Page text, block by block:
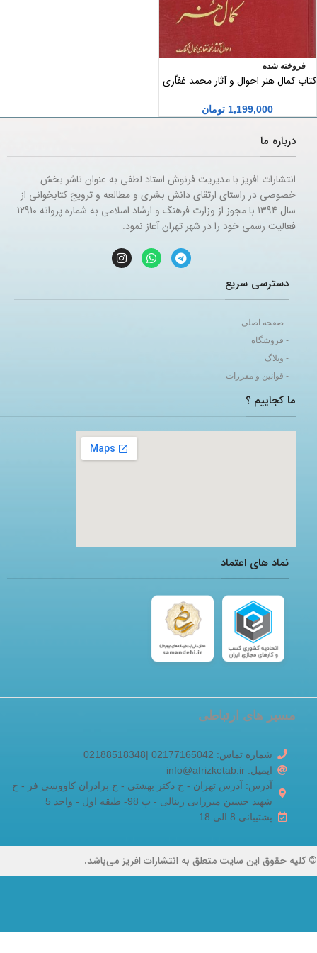
فروخته شده
کتاب کمال هنر احوال و آثار محمد غفاّری
1,199,000 تومان
درباره ما
انتشارات افریز با مدیریت فرنوش استاد لطفی به عنوان ناشر بخش
خصوصی در راستای ارتقای دانش بشری و مطالعه و ترویج کتابخوانی از
سال 1394 با مجوز از وزارت فرهنگ و ارشاد اسلامی به شماره پروانه 12910
فعالیت رسمی خود را در شهر تهران آغاز نمود.
دسترسی سریع
- صفحه اصلی
- فروشگاه
- وبلاگ
- قوانین و مقررات
ما کجاییم ؟
adding a google map to a website
نماد های اعتماد
مسیر های ارتباطی
شماره تماس: 02177165042 |02188518348
ایمیل: info@afrizketab.ir
آدرس: آدرس تهران - خ دکتر بهشتی - خ برادران کاووسی فر - خ
شهید حسین میرزایی زینالی - پ 98- طبقه اول - واحد 5
پشتیبانی 8 الی 18
© کلیه حقوق این سایت متعلق به انتشارات افریز می‌باشد.
Text-Book